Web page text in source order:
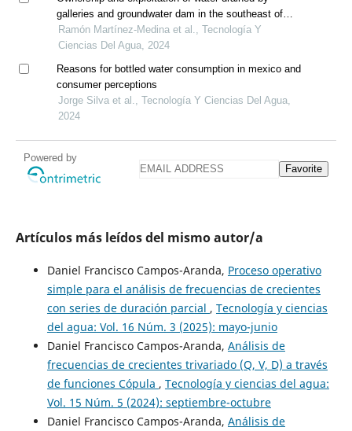
galleries and groundwater dam in the southeast of
spain
Ramón Martínez-Medina et al., Tecnología Y
Ciencias Del Agua, 2024
Reasons for bottled water consumption in mexico and
consumer perceptions
Jorge Silva et al., Tecnología Y Ciencias Del Agua,
2024
Powered by
Favorite
Artículos más leídos del mismo autor/a
Daniel Francisco Campos-Aranda, Proceso operativo
simple para el análisis de frecuencias de crecientes
con series de duración parcial , Tecnología y ciencias
del agua: Vol. 16 Núm. 3 (2025): mayo-junio
Daniel Francisco Campos-Aranda, Análisis de
frecuencias de crecientes trivariado (Q, V, D) a través
de funciones Cópula , Tecnología y ciencias del agua:
Vol. 15 Núm. 5 (2024): septiembre-octubre
Daniel Francisco Campos-Aranda, Análisis de